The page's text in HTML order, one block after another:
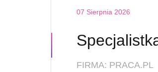
07 Sierpnia 2026
FIRMA: PRACA.PL